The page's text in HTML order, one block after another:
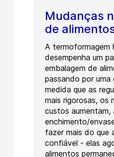
Mudanças
de
A termoformagem
desempenha um
embalagem de
passando por uma
medida que as
mais rigorosas, os
custos aumentam,
enchimento/
fazer mais do que
confiável - elas
alimentos